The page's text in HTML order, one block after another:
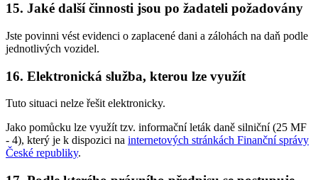
15. Jaké další činnosti jsou po žadateli požadovány
Jste povinni vést evidenci o zaplacené dani a zálohách na daň podle
jednotlivých vozidel.
16. Elektronická služba, kterou lze využít
Tuto situaci nelze řešit elektronicky.
Jako pomůcku lze využít tzv. informační leták daně silniční (25 MF
- 4), který je k dispozici na internetových stránkách Finanční správy
České republiky.